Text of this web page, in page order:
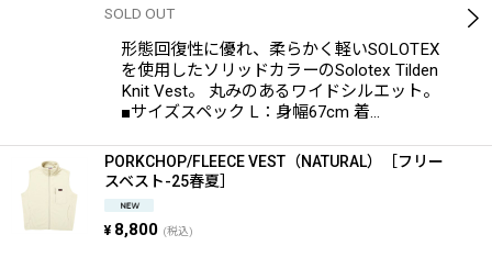
SOLD OUT
形態回復性に優れ、柔らかく軽いSOLOTEX
を使用したソリッドカラーのSolotex Tilden
Knit Vest。 丸みのあるワイドシルエット。
■サイズスペック L：身幅67cm 着…
PORKCHOP/FLEECE VEST（NATURAL）［フリー
スベスト-25春夏］
¥ 8,800 (税込)